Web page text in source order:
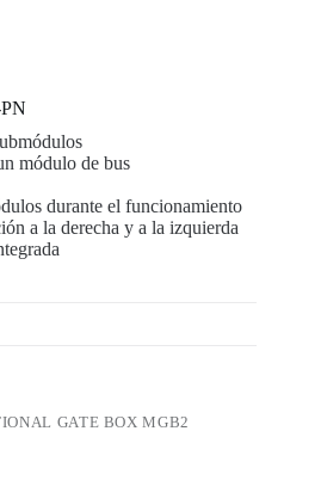
módulo de bus
durante el funcionamiento
a la derecha y a la izquierda
GATE BOX MGB2